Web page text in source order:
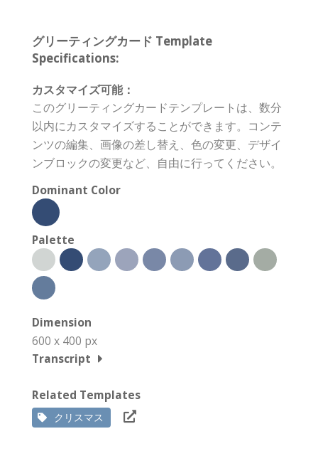
グリーティングカード Template
Specifications:
カスタマイズ可能：
このグリーティングカードテンプレートは、数分
以内にカスタマイズすることができます。コンテ
ンツの編集、画像の差し替え、色の変更、デザイ
ンブロックの変更など、自由に行ってください。
Dominant Color
Palette
Dimension
600 x 400 px
Transcript
Related Templates
クリスマス